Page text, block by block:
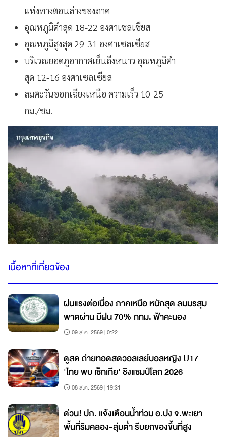
แห่งทางตอนล่างของภาค
อุณหภูมิต่ำสุด 18-22 องศาเซลเซียส
อุณหภูมิสูงสุด 29-31 องศาเซลเซียส
บริเวณยอดภูอากาศเย็นถึงหนาว อุณหภูมิต่ำ
สุด 12-16 องศาเซลเซียส
ลมตะวันออกเฉียงเหนือ ความเร็ว 10-25
กม./ชม.
เนื้อหาที่เกี่ยวข้อง
ฝนแรงต่อเนื่อง ภาคเหนือ หนักสุด ลมมรสุม
พาดผ่าน มีฝน 70% กทม. ฟ้าคะนอง
09 ส.ค. 2569 | 0:22
ดูสด ถ่ายทอดสดวอลเลย์บอลหญิง U17
'ไทย พบ เช็กเกีย' ชิงแชมป์โลก 2026
08 ส.ค. 2569 | 19:31
ด่วน! ปภ. แจ้งเตือนน้ำท่วม อ.ปง จ.พะเยา
พื้นที่ริมคลอง-ลุ่มต่ำ รีบยกของขึ้นที่สูง